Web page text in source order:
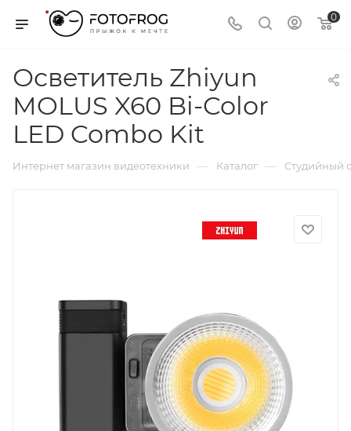
0
Осветитель Zhiyun
MOLUS X60 Bi-Color
LED Combo Kit
Интернет магазин видеотехники — Каталог — Студийный